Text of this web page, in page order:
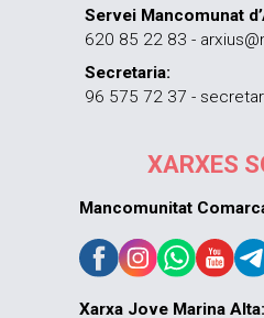
Servei Mancomunat
620 85 22 83 -
Secretaria:
96 575 72 37 -
XARXES
Mancomunitat
Xarxa Jove Marina Alta: